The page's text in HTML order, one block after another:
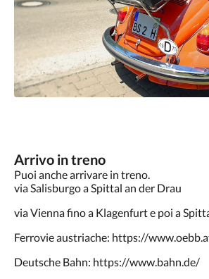
Arrivo in treno
Puoi anche arrivare in treno.
via Salisburgo a Spittal an der Drau
via Vienna fino a Klagenfurt e poi a
Ferrovie austriache: https://
Deutsche Bahn: https://www.bahn.de/